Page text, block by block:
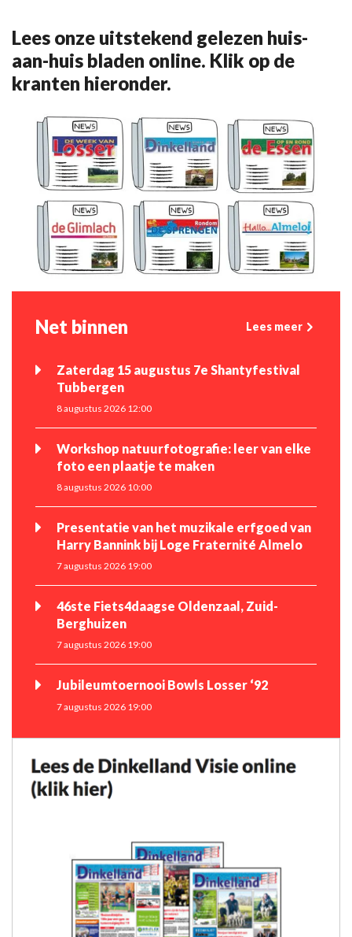
Lees onze uitstekend gelezen huis-
aan-huis bladen online. Klik op de
kranten hieronder.
Net binnen Lees meer
Zaterdag 15 augustus 7e Shantyfestival
Tubbergen
8 augustus 2026 12:00
Workshop natuurfotografie: leer van elke
foto een plaatje te maken
8 augustus 2026 10:00
Presentatie van het muzikale erfgoed van
Harry Bannink bij Loge Fraternité Almelo
7 augustus 2026 19:00
46ste Fiets4daagse Oldenzaal, Zuid-
Berghuizen
7 augustus 2026 19:00
Jubileumtoernooi Bowls Losser ‘92
7 augustus 2026 19:00